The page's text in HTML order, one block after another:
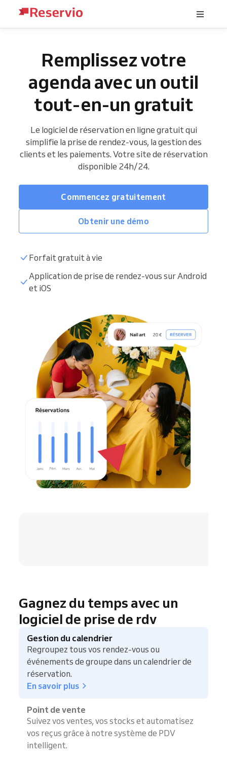
Remplissez votre
agenda avec un outil
tout-en-un gratuit
Le logiciel de réservation en ligne gratuit qui
simplifie la prise de rendez-vous, la gestion des
clients et les paiements. Votre site de réservation
disponible 24h/24.
Commencez gratuitement
Obtenir une démo
Forfait gratuit à vie
Application de prise de rendez-vous sur Android
et iOS
Gagnez du temps avec un
logiciel de prise de rdv
Gestion du calendrier
Regroupez tous vos rendez-vous ou
événements de groupe dans un calendrier de
réservation.
En savoir plus
Point de vente
Suivez vos ventes, vos stocks et automatisez
vos reçus grâce à notre système de PDV
intelligent.